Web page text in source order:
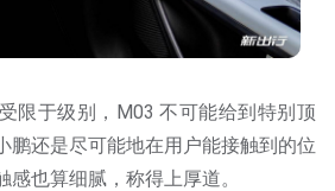
限于级别，M03 不可能给到特别顶
鹏还是尽可能地在用户能接触到的位
也算细腻，称得上厚道。